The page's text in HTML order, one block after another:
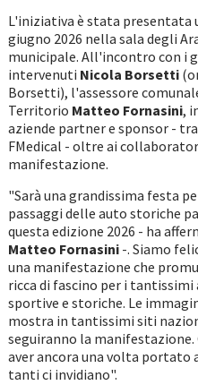
L'iniziativa è stata presentata
giugno 2026 nella sala degli
municipale. All'incontro con i
intervenuti Nicola Borsetti
Borsetti), l'assessore
Territorio Matteo Fornasini,
aziende partner e sponsor -
FMedical - oltre ai
manifestazione.
"Sarà una grandissima festa
passaggi delle auto storiche
questa edizione 2026 - ha
Matteo Fornasini-. Siamo
una manifestazione che
ricca di fascino per i
sportive e storiche. Le
mostra in tantissimi siti
seguiranno la
aver ancora una volta portato
tanti ci invidiano".